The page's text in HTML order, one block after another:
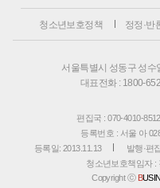
청소년보호정책 정정·반
서울특별시 성동구 성
대표전화 : 1800-
편집국 : 070-4010-8512
등록번호 : 서울 아
등록일: 2013.11.13
발행·편
청소년보호책임자 :
Copyright ⓒ B